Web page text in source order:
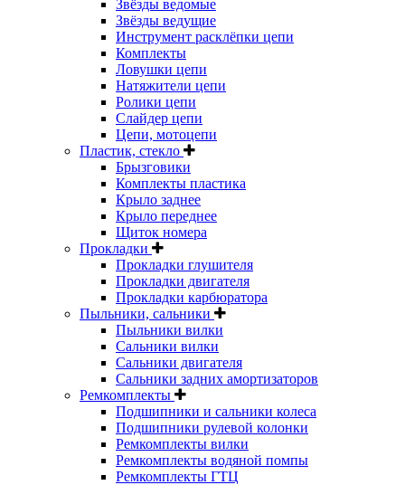
Звёзды ведомые
Звёзды ведущие
Инструмент расклёпки цепи
Комплекты
Ловушки цепи
Натяжители цепи
Ролики цепи
Слайдер цепи
Цепи, мотоцепи
Пластик, стекло
Брызговики
Комплекты пластика
Крыло заднее
Крыло переднее
Щиток номера
Прокладки
Прокладки глушителя
Прокладки двигателя
Прокладки карбюратора
Пыльники, сальники
Пыльники вилки
Сальники вилки
Сальники двигателя
Сальники задних амортизаторов
Ремкомплекты
Подшипники и сальники колеса
Подшипники рулевой колонки
Ремкомплекты вилки
Ремкомплекты водяной помпы
Ремкомплекты ГТЦ